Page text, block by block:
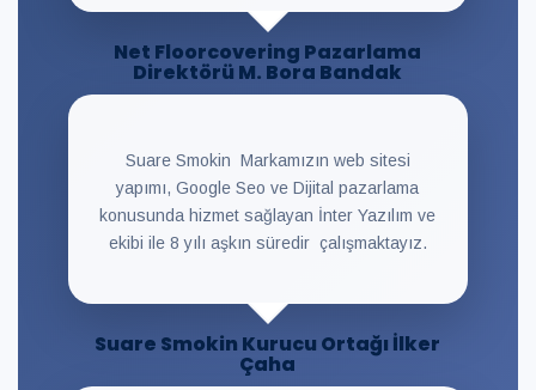
Net Floorcovering Pazarlama
Direktörü M. Bora Bandak
Suare Smokin Markamızın web sitesi
yapımı, Google Seo ve Dijital pazarlama
konusunda hizmet sağlayan İnter Yazılım ve
ekibi ile 8 yılı aşkın süredir çalışmaktayız.
Suare Smokin Kurucu Ortağı İlker
Çaha